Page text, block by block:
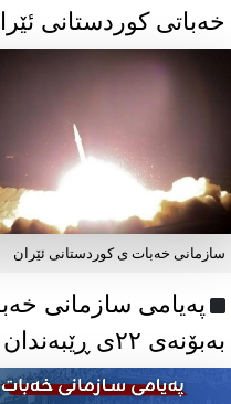
خەباتی کوردستانی
سازمانی خەبات ی کوردستانی ئێران
پەیامی سازمانی
بەبۆنەی ۲۲ی ڕێبەندان